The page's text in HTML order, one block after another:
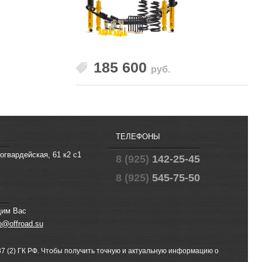
185 600 руб.
61 к2 с1
Вас
ТЕЛЕФОНЫ
8 (925) 142-25-45
8 (925) 545-75-50
(2) ГК РФ. Чтобы получить точную и актуальную информацию о